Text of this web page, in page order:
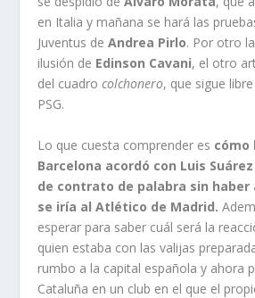
en Italia y mañana se hará las
Juventus deAndrea Pirlo. Por otro
ilusión de Edinson Cavani, el otro
del cuadrocolchonero, que sigue
PSG.
Lo que cuesta comprender es cómo
Barcelona acordó con Luis
de contrato de palabra sin haber
se iría al Atlético de Madrid.
esperar para saber cuál será la
quien estaba con las valijas
rumbo a la capital española y ahora
Cataluña en un club en el que el